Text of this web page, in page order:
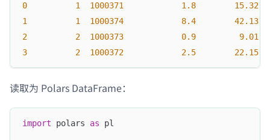
0
1 1000371 1.8 15.32
1
1 1000374 8.4 42.13
2
2 1000373 0.9 9.01
3
2 1000372 2.5 22.15
读取为 Polars DataFrame：
import polars as pl